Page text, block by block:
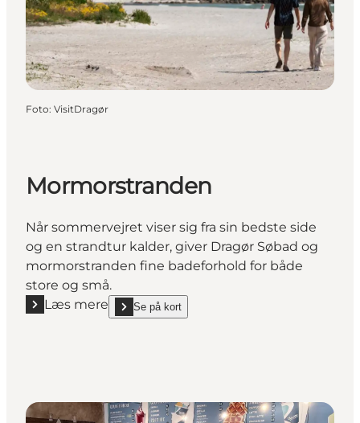
Foto: VisitDragør
Mormorstranden
Når sommervejret viser sig fra sin bedste side
og en strandtur kalder, giver Dragør Søbad og
mormorstranden fine badeforhold for både
store og små.
Læs mere
Læs mere "Mormorstranden"
Se på kort
show Mormorstranden on_map